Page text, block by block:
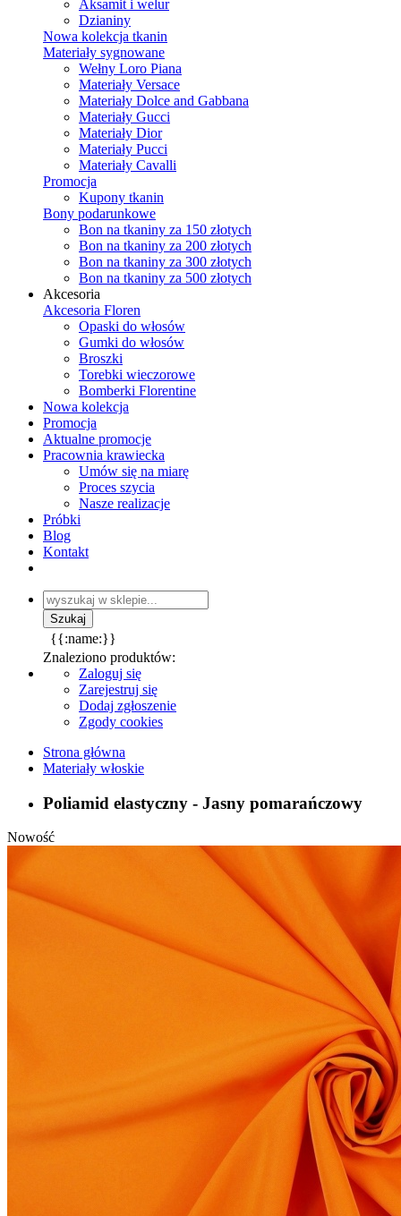
Aksamit i welur
Dzianiny
Nowa kolekcja tkanin
Materiały sygnowane
Wełny Loro Piana
Materiały Versace
Materiały Dolce and Gabbana
Materiały Gucci
Materiały Dior
Materiały Pucci
Materiały Cavalli
Promocja
Kupony tkanin
Bony podarunkowe
Bon na tkaniny za 150 złotych
Bon na tkaniny za 200 złotych
Bon na tkaniny za 300 złotych
Bon na tkaniny za 500 złotych
Akcesoria
Akcesoria Floren
Opaski do włosów
Gumki do włosów
Broszki
Torebki wieczorowe
Bomberki Florentine
Nowa kolekcja
Promocja
Aktualne promocje
Pracownia krawiecka
Umów się na miarę
Proces szycia
Nasze realizacje
Próbki
Blog
Kontakt
{{:name:}}
Znaleziono produktów:
Zaloguj się
Zarejestruj się
Dodaj zgłoszenie
Zgody cookies
Strona główna
Materiały włoskie
Poliamid elastyczny - Jasny pomarańczowy
Nowość